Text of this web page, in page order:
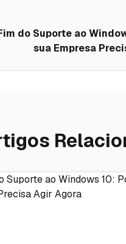
do Suporte ao
sua Empresa